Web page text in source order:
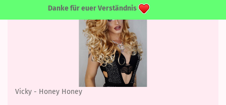
Danke für euer Verständnis
Vicky - Honey Honey